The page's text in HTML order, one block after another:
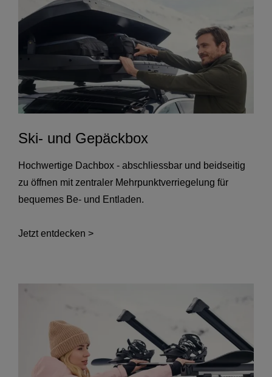
Ski- und Gepäckbox
Hochwertige Dachbox - abschliessbar und beidseitig
zu öffnen mit zentraler Mehrpunktverriegelung für
bequemes Be- und Entladen.
Jetzt entdecken >